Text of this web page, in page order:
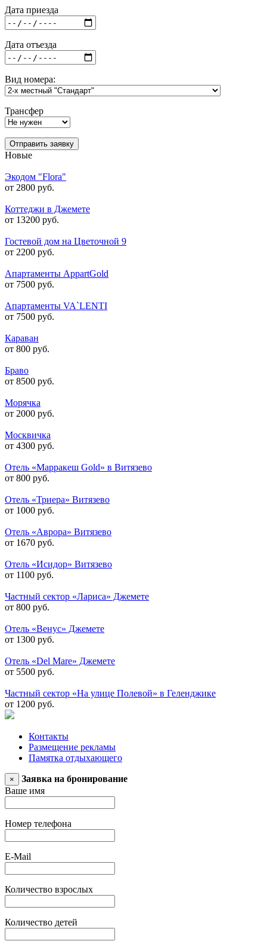
Дата приезда
Дата отъезда
Вид номера:
Трансфер
Отправить заявку
Новые
Экодом "Flora"
от 2800 руб.
Коттеджи в Джемете
от 13200 руб.
Гостевой дом на Цветочной 9
от 2200 руб.
Апартаменты AppartGold
от 7500 руб.
Апартаменты VA`LENTI
от 7500 руб.
Караван
от 800 руб.
Браво
от 8500 руб.
Морячка
от 2000 руб.
Москвичка
от 4300 руб.
Отель «Марракеш Gold» в Витязево
от 800 руб.
Отель «Триера» Витязево
от 1000 руб.
Отель «Аврора» Витязево
от 1670 руб.
Отель «Исидор» Витязево
от 1100 руб.
Частный сектор «Лариса» Джемете
от 800 руб.
Отель «Венус» Джемете
от 1300 руб.
Отель «Del Mare» Джемете
от 5500 руб.
Частный сектор «На улице Полевой» в Геленджике
от 1200 руб.
Контакты
Размещение рекламы
Памятка отдыхающего
×
Заявка на бронирование
Ваше имя
Номер телефона
E-Mail
Количество взрослых
Количество детей